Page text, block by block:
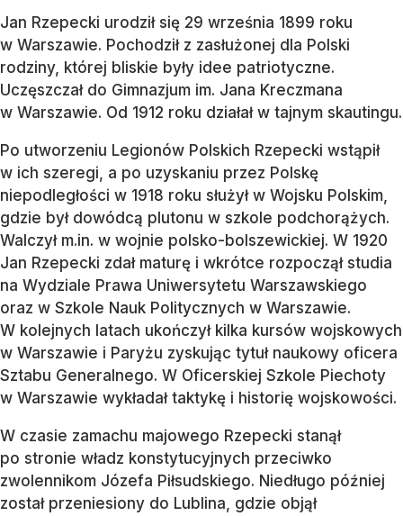
Jan Rzepecki urodził się 29 września 1899 roku
w Warszawie. Pochodził z zasłużonej dla Polski
rodziny, której bliskie były idee patriotyczne.
Uczęszczał do Gimnazjum im. Jana Kreczmana
w Warszawie. Od 1912 roku działał w tajnym skautingu.
Po utworzeniu Legionów Polskich Rzepecki wstąpił
w ich szeregi, a po uzyskaniu przez Polskę
niepodległości w 1918 roku służył w Wojsku Polskim,
gdzie był dowódcą plutonu w szkole podchorążych.
Walczył m.in. w wojnie polsko-bolszewickiej. W 1920
Jan Rzepecki zdał maturę i wkrótce rozpoczął studia
na Wydziale Prawa Uniwersytetu Warszawskiego
oraz w Szkole Nauk Politycznych w Warszawie.
W kolejnych latach ukończył kilka kursów wojskowych
w Warszawie i Paryżu zyskując tytuł naukowy oficera
Sztabu Generalnego. W Oficerskiej Szkole Piechoty
w Warszawie wykładał taktykę i historię wojskowości.
W czasie zamachu majowego Rzepecki stanął
po stronie władz konstytucyjnych przeciwko
zwolennikom Józefa Piłsudskiego. Niedługo później
został przeniesiony do Lublina, gdzie objął